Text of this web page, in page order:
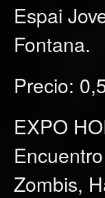
Espai
Fontana.
Precio:
EXPO
Zombis,